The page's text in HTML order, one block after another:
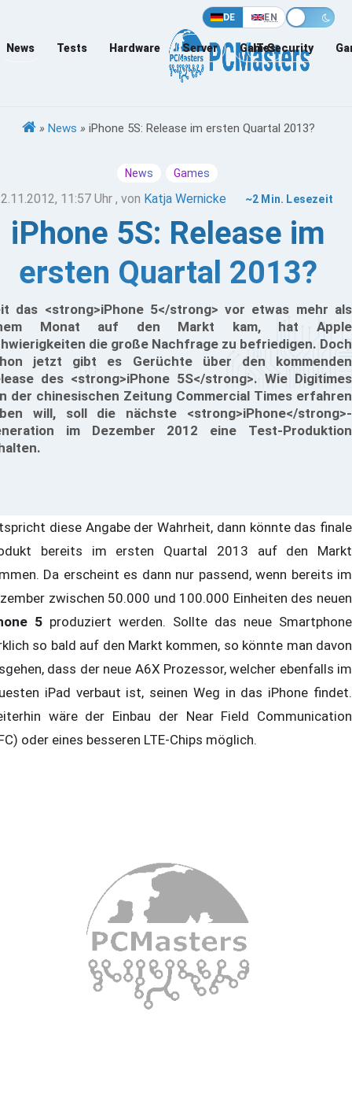
DE EN
News Tests Hardware Server Games
IT-Security
» News » iPhone 5S: Release im ersten Quartal 2013?
News Games
11:57 Uhr , von Katja Wernicke ~2 Min. Lesezeit
iPhone 5S: Release im
ersten Quartal 2013?
das <strong>iPhone 5</strong> vor etwas mehr als
Monat auf den Markt kam, hat Apple
die große Nachfrage zu befriedigen. Doch
jetzt gibt es Gerüchte über den kommenden
des <strong>iPhone 5S</strong>. Wie Digitimes
der chinesischen Zeitung Commercial Times erfahren
will, soll die nächste <strong>iPhone</strong>-
im Dezember 2012 eine Test-Produktion
diese Angabe der Wahrheit, dann könnte das finale
bereits im ersten Quartal 2013 auf den Markt
Da erscheint es dann nur passend, wenn bereits im
zwischen 50.000 und 100.000 Einheiten des neuen
5 produziert werden. Sollte das neue Smartphone
so bald auf den Markt kommen, so könnte man davon
dass der neue A6X Prozessor, welcher ebenfalls im
iPad verbaut ist, seinen Weg in das iPhone findet.
wäre der Einbau der Near Field Communication
oder eines besseren LTE-Chips möglich.